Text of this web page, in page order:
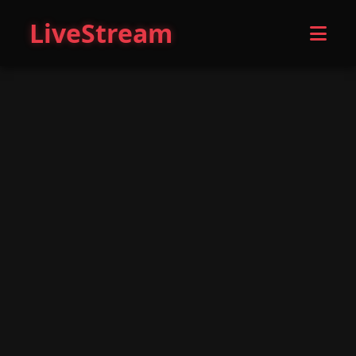
LiveStream